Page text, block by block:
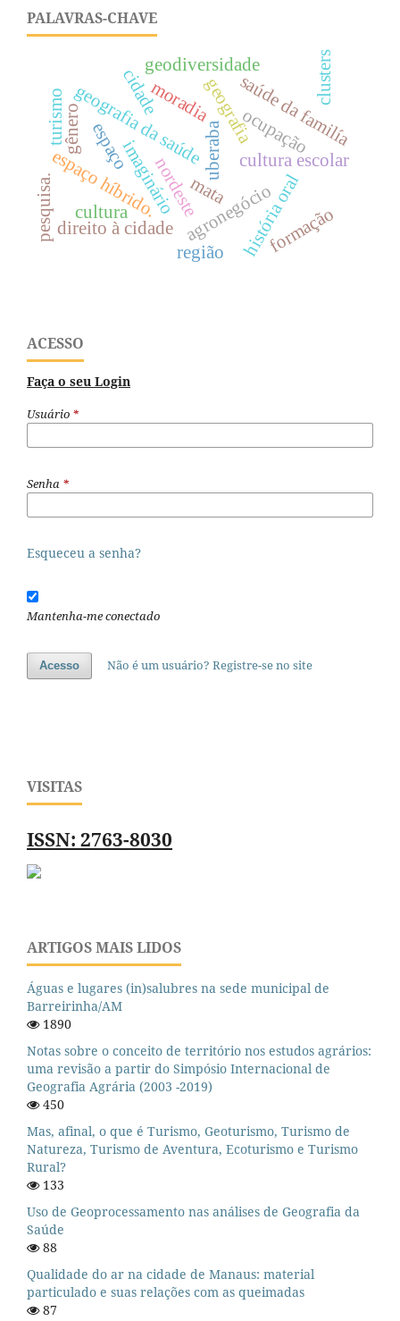
PALAVRAS-CHAVE
geografia da saúde
imaginárioagronegócio
uberaba
moradia
ocupação
direito à cidade
cultura escolar
história oral
cidade
formação
espaço híbrido. mata
região
nordeste
saúde da familía
turismo
espaço geografia clusters
gênero
pesquisa. cultura
geodiversidade
ACESSO
Faça o seu Login
Usuário *
Senha *
Esqueceu a senha?
Mantenha-me conectado
Acesso Não é um usuário? Registre-se no site
VISITAS
ISSN: 2763-8030
ARTIGOS MAIS LIDOS
Águas e lugares (in)salubres na sede municipal de
Barreirinha/AM
1890
Notas sobre o conceito de território nos estudos agrários:
uma revisão a partir do Simpósio Internacional de
Geografia Agrária (2003 -2019)
450
Mas, afinal, o que é Turismo, Geoturismo, Turismo de
Natureza, Turismo de Aventura, Ecoturismo e Turismo
Rural?
133
Uso de Geoprocessamento nas análises de Geografia da
Saúde
88
Qualidade do ar na cidade de Manaus: material
particulado e suas relações com as queimadas
87